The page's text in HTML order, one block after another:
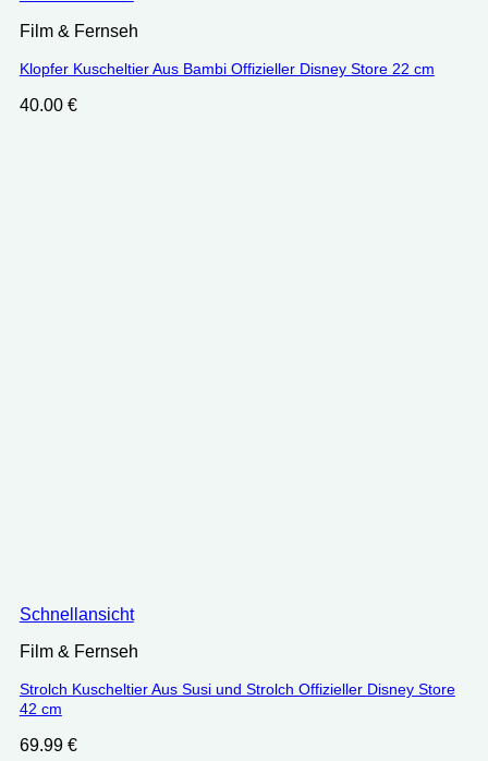
Film & Fernseh
Klopfer Kuscheltier Aus Bambi Offizieller Disney Store 22 cm
40.00 €
Schnellansicht
Film & Fernseh
Strolch Kuscheltier Aus Susi und Strolch Offizieller Disney Store
42 cm
69.99 €